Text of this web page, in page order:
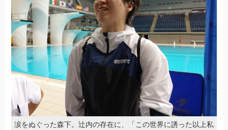
涙をぬぐった森下。辻内の存在に、「この世界に誘った以上私